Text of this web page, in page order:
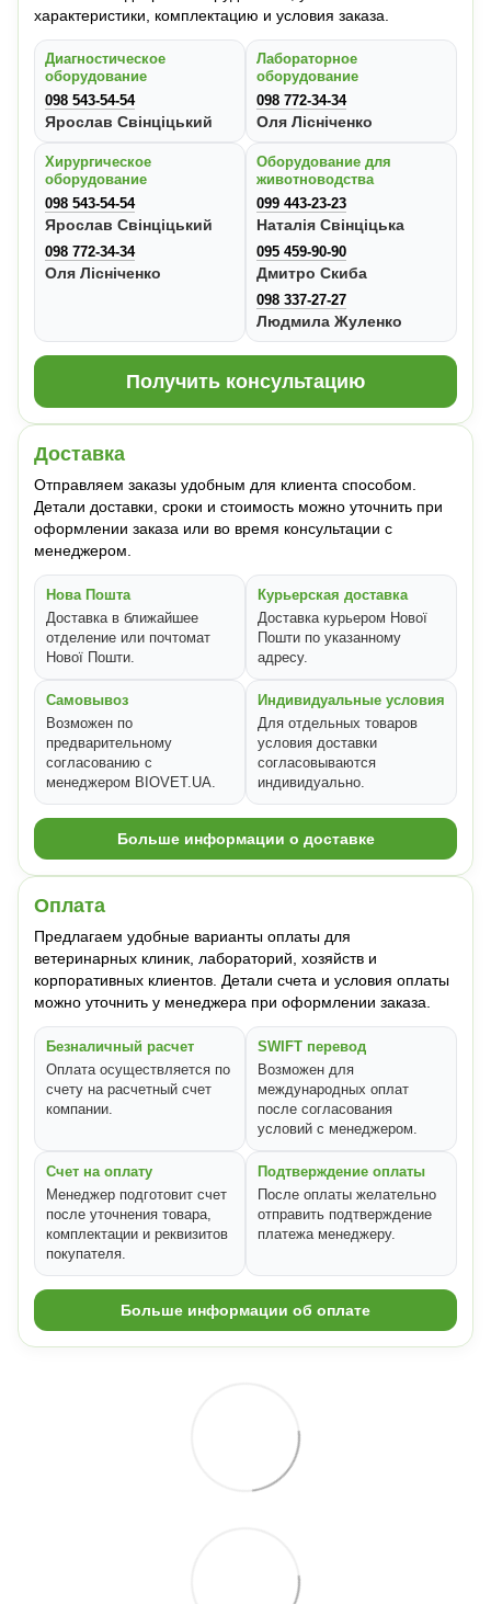
характеристики, комплектацию и условия заказа.
Диагностическое
оборудование
098 543-54-54
Ярослав Свінціцький
Лабораторное
оборудование
098 772-34-34
Оля Лісніченко
Хирургическое
оборудование
098 543-54-54
Ярослав Свінціцький
098 772-34-34
Оля Лісніченко
Оборудование для
животноводства
099 443-23-23
Наталія Свінціцька
095 459-90-90
Дмитро Скиба
098 337-27-27
Людмила Жуленко
Получить консультацию
Доставка
Отправляем заказы удобным для клиента способом.
Детали доставки, сроки и стоимость можно уточнить при
оформлении заказа или во время консультации с
менеджером.
Нова Пошта
Доставка в ближайшее
отделение или почтомат
Нової Пошти.
Курьерская доставка
Доставка курьером Нової
Пошти по указанному
адресу.
Самовывоз
Возможен по
предварительному
согласованию с
менеджером BIOVET.UA.
Индивидуальные условия
Для отдельных товаров
условия доставки
согласовываются
индивидуально.
Больше информации о доставке
Оплата
Предлагаем удобные варианты оплаты для
ветеринарных клиник, лабораторий, хозяйств и
корпоративных клиентов. Детали счета и условия оплаты
можно уточнить у менеджера при оформлении заказа.
Безналичный расчет
Оплата осуществляется по
счету на расчетный счет
компании.
SWIFT перевод
Возможен для
международных оплат
после согласования
условий с менеджером.
Счет на оплату
Менеджер подготовит счет
после уточнения товара,
комплектации и реквизитов
покупателя.
Подтверждение оплаты
После оплаты желательно
отправить подтверждение
платежа менеджеру.
Больше информации об оплате